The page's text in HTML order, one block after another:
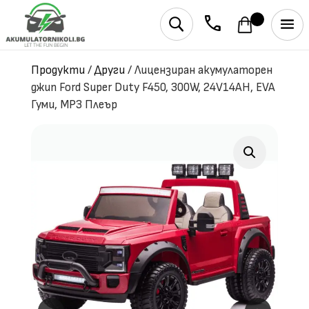
phone
U
Продукти/Други/ Лицензиран акумулаторен
джип Ford Super Duty F450, 300W, 24V14AH, EVA
Гуми, MP3 Плеър